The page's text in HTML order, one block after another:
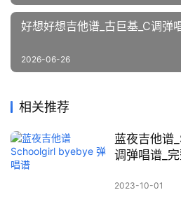
好想好想吉他谱_古巨基_C调弹
2026-06-26
相关推荐
蓝夜吉他谱
调弹唱谱_
2023-10-01